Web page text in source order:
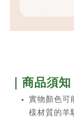
｜商品須知
實物顏色可
樣材質的羊